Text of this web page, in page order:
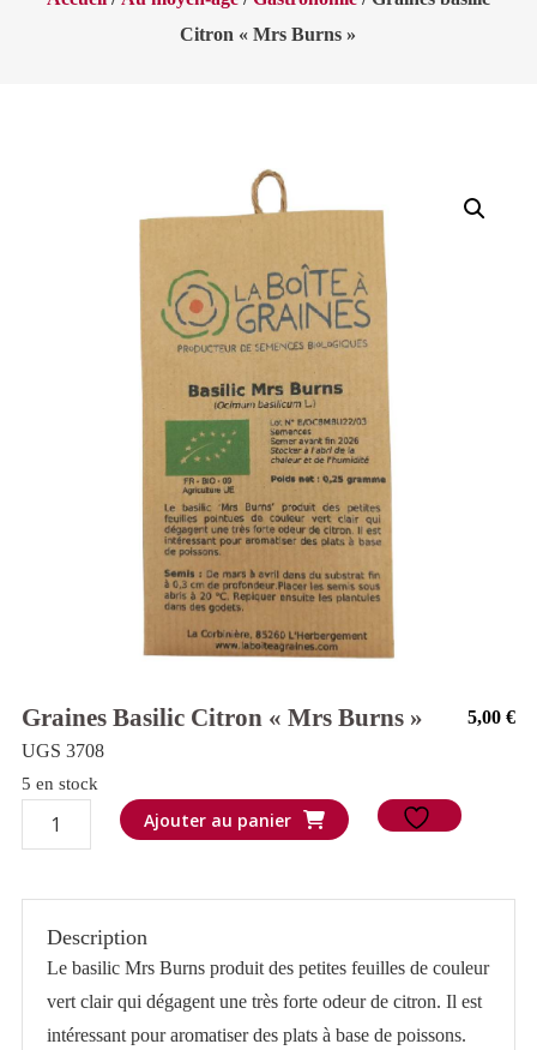
Citron « Mrs Burns »
Graines Basilic Citron « Mrs Burns » 5,00€
UGS 3708
5 en stock
quantité
de
Citron
Ajouter au panier
Description
Le basilic Mrs Burns produit des petites feuilles de couleur
vert clair qui dégagent une très forte odeur de citron. Il est
intéressant pour aromatiser des plats à base de poissons.